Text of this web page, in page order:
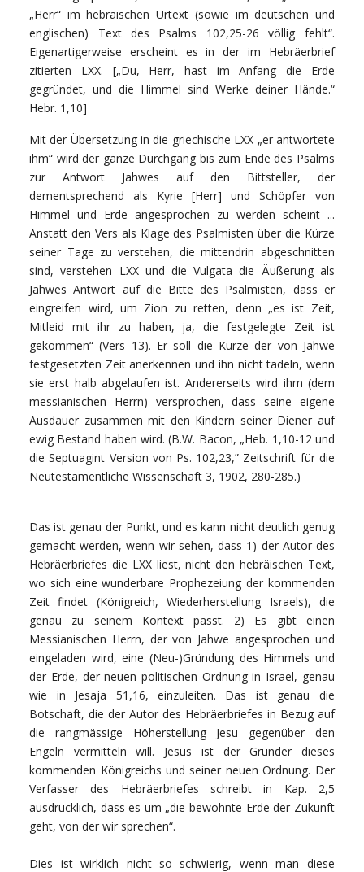
„Herr“ im hebräischen Urtext (sowie im deutschen und
englischen) Text des Psalms 102,25-26 völlig fehlt“.
Eigenartigerweise erscheint es in der im Hebräerbrief
zitierten LXX. [„Du, Herr, hast im Anfang die Erde
gegründet, und die Himmel sind Werke deiner Hände.“
Hebr. 1,10]
Mit der Übersetzung in die griechische LXX „er antwortete
ihm“ wird der ganze Durchgang bis zum Ende des Psalms
zur Antwort Jahwes auf den Bittsteller, der
dementsprechend als Kyrie [Herr] und Schöpfer von
Himmel und Erde angesprochen zu werden scheint ...
Anstatt den Vers als Klage des Psalmisten über die Kürze
seiner Tage zu verstehen, die mittendrin abgeschnitten
sind, verstehen LXX und die Vulgata die Äußerung als
Jahwes Antwort auf die Bitte des Psalmisten, dass er
eingreifen wird, um Zion zu retten, denn „es ist Zeit,
Mitleid mit ihr zu haben, ja, die festgelegte Zeit ist
gekommen“ (Vers 13). Er soll die Kürze der von Jahwe
festgesetzten Zeit anerkennen und ihn nicht tadeln, wenn
sie erst halb abgelaufen ist. Andererseits wird ihm (dem
messianischen Herrn) versprochen, dass seine eigene
Ausdauer zusammen mit den Kindern seiner Diener auf
ewig Bestand haben wird. (B.W. Bacon, „Heb. 1,10-12 und
die Septuagint Version von Ps. 102,23,” Zeitschrift für die
Neutestamentliche Wissenschaft 3, 1902, 280-285.)
Das ist genau der Punkt, und es kann nicht deutlich genug
gemacht werden, wenn wir sehen, dass 1) der Autor des
Hebräerbriefes die LXX liest, nicht den hebräischen Text,
wo sich eine wunderbare Prophezeiung der kommenden
Zeit findet (Königreich, Wiederherstellung Israels), die
genau zu seinem Kontext passt. 2) Es gibt einen
Messianischen Herrn, der von Jahwe angesprochen und
eingeladen wird, eine (Neu-)Gründung des Himmels und
der Erde, der neuen politischen Ordnung in Israel, genau
wie in Jesaja 51,16, einzuleiten. Das ist genau die
Botschaft, die der Autor des Hebräerbriefes in Bezug auf
die rangmässige Höherstellung Jesu gegenüber den
Engeln vermitteln will. Jesus ist der Gründer dieses
kommenden Königreichs und seiner neuen Ordnung. Der
Verfasser des Hebräerbriefes schreibt in Kap. 2,5
ausdrücklich, dass es um „die bewohnte Erde der Zukunft
geht, von der wir sprechen“.
Dies ist wirklich nicht so schwierig, wenn man diese